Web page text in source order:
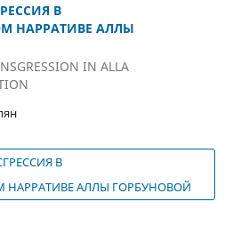
В
НАРРАТИВЕ АЛЛЫ
IN ALLA
В
АЛЛЫ ГОРБУНОВОЙ